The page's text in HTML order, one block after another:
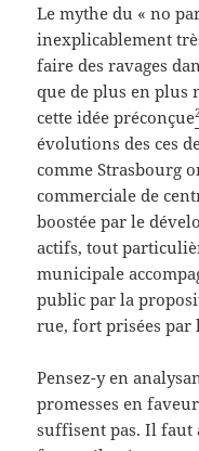
Le mythe du « no
inexplicablement
faire des ravages
que de plus en plus
cette idée préconçue
évolutions des ces
comme Strasbourg
commerciale de
boostée par le
actifs, tout
municipale
public par la
rue, fort prisées par
Pensez-y en
promesses en
suffisent pas. Il faut